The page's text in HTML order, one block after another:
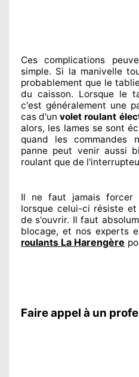
Ces complications
simple. Si la manivelle
probablement que le
du caisson. Lorsque le
c'est généralement une
cas d'unvolet roulant
alors, les lames se sont
quand les commandes
panne peut venir aussi
roulant que de
Il ne faut jamais forcer
lorsque celui-ci résiste
de s'ouvrir. Il faut
blocage, et nos experts
roulants La Harengère
Faire appel à un